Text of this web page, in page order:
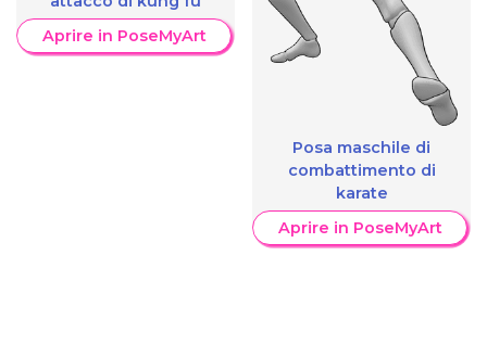
Aprire in PoseMyArt
Posa maschile di
combattimento di
karate
Aprire in PoseMyArt